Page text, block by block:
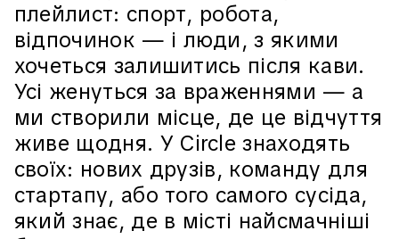
плейлист: спорт, робота,
відпочинок — і люди, з якими
хочеться залишитись після кави.
Усі женуться за враженнями — а
ми створили місце, де це відчуття
живе щодня. У Circle знаходять
своїх: нових друзів, команду для
стартапу, або того самого сусіда,
який знає, де в місті найсмачніші